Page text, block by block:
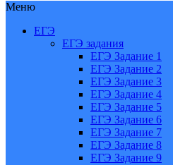
Меню
ЕГЭ
ЕГЭ задания
ЕГЭ Задание 1
ЕГЭ Задание 2
ЕГЭ Задание 3
ЕГЭ Задание 4
ЕГЭ Задание 5
ЕГЭ Задание 6
ЕГЭ Задание 7
ЕГЭ Задание 8
ЕГЭ Задание 9